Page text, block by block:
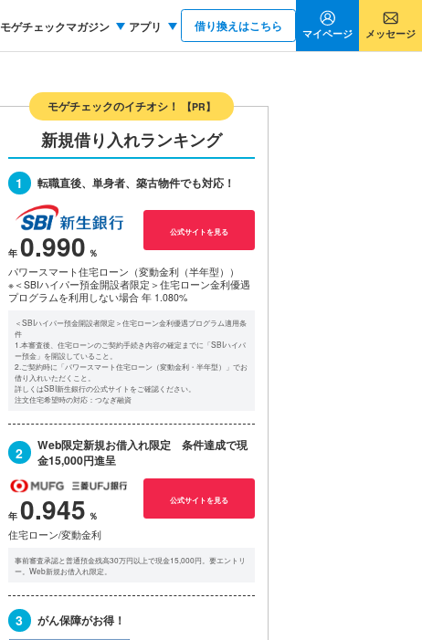
モゲチェックマガジン アプリ 借り換えはこちら マイページ メッセージ
モゲチェックのイチオシ！ 【PR】
新規借り入れランキング
1 転職直後、単身者、築古物件でも対応！
0.990 公式サイトを見る
パワースマート住宅ローン（変動金利（半年型））
※＜SBIハイパー預金開設者限定＞住宅ローン金利優遇
プログラムを利用しない場合 年 1.080%
＜SBIハイパー預金開設者限定＞住宅ローン金利優遇プログラム適用条
件
1.本審査後、住宅ローンのご契約手続き内容の確定までに「SBIハイパ
ー預金」を開設していること。
2.ご契約時に「パワースマート住宅ローン（変動金利・半年型）」でお
借り入れいただくこと。
詳しくはSBI新生銀行の公式サイトをご確認ください。
注文住宅希望時の対応：つなぎ融資
2
Web限定新規お借入れ限定 条件達成で現
金15,000円進呈
0.945 公式サイトを見る
住宅ローン/変動金利
事前審査承認と普通預金残高30万円以上で現金15,000円。要エントリ
ー。Web新規お借入れ限定。
3 がん保障がお得！